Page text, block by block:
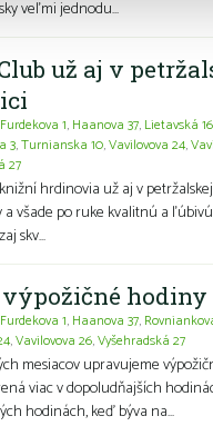
veľmi jednodu...
už aj v
Furdekova 1, Haanova 37, Lietavská 16
3,Turnianska 10,Vavilovova 24,
27
hrdinovia už aj v
a všade po ruke kvalitnú a
skv...
výpožičné
Furdekova 1, Haanova 37,
,Vavilovova 26,Vyšehradská 27
mesiacov upravujeme
viac v dopoludňajších
hodinách, keď býva na...